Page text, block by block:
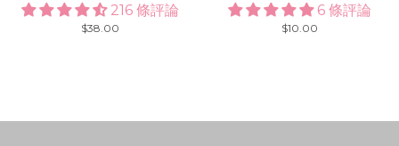
216 條評論
Regular
$38.00
6 條評論
Regular
$10.00